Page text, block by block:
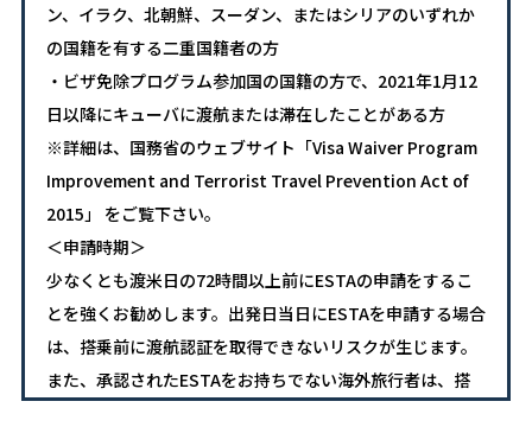
ン、イラク、北朝鮮、スーダン、またはシリアのいずれか
の国籍を有する二重国籍者の方
・ビザ免除プログラム参加国の国籍の方で、2021年1月12
日以降にキューバに渡航または滞在したことがある方
※詳細は、国務省のウェブサイト「Visa Waiver Program
Improvement and Terrorist Travel Prevention Act of
2015」 をご覧下さい。
＜申請時期＞
少なくとも渡米日の72時間以上前にESTAの申請をするこ
とを強くお勧めします。出発日当日にESTAを申請する場合
は、搭乗前に渡航認証を取得できないリスクが生じます。
また、承認されたESTAをお持ちでない海外旅行者は、搭